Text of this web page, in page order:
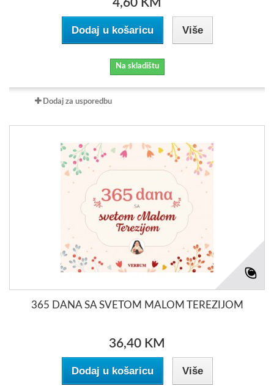
4,60 KM
Dodaj u košaricu Više
Na skladištu
Dodaj za usporedbu
365 DANA SA SVETOM MALOM TEREZIJOM
36,40 KM
Dodaj u košaricu Više